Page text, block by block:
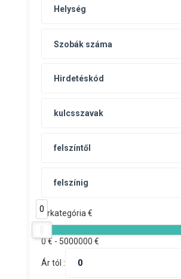
Szobák száma
Árkategória €
0
0€ - 5000000 €
Ár tól :